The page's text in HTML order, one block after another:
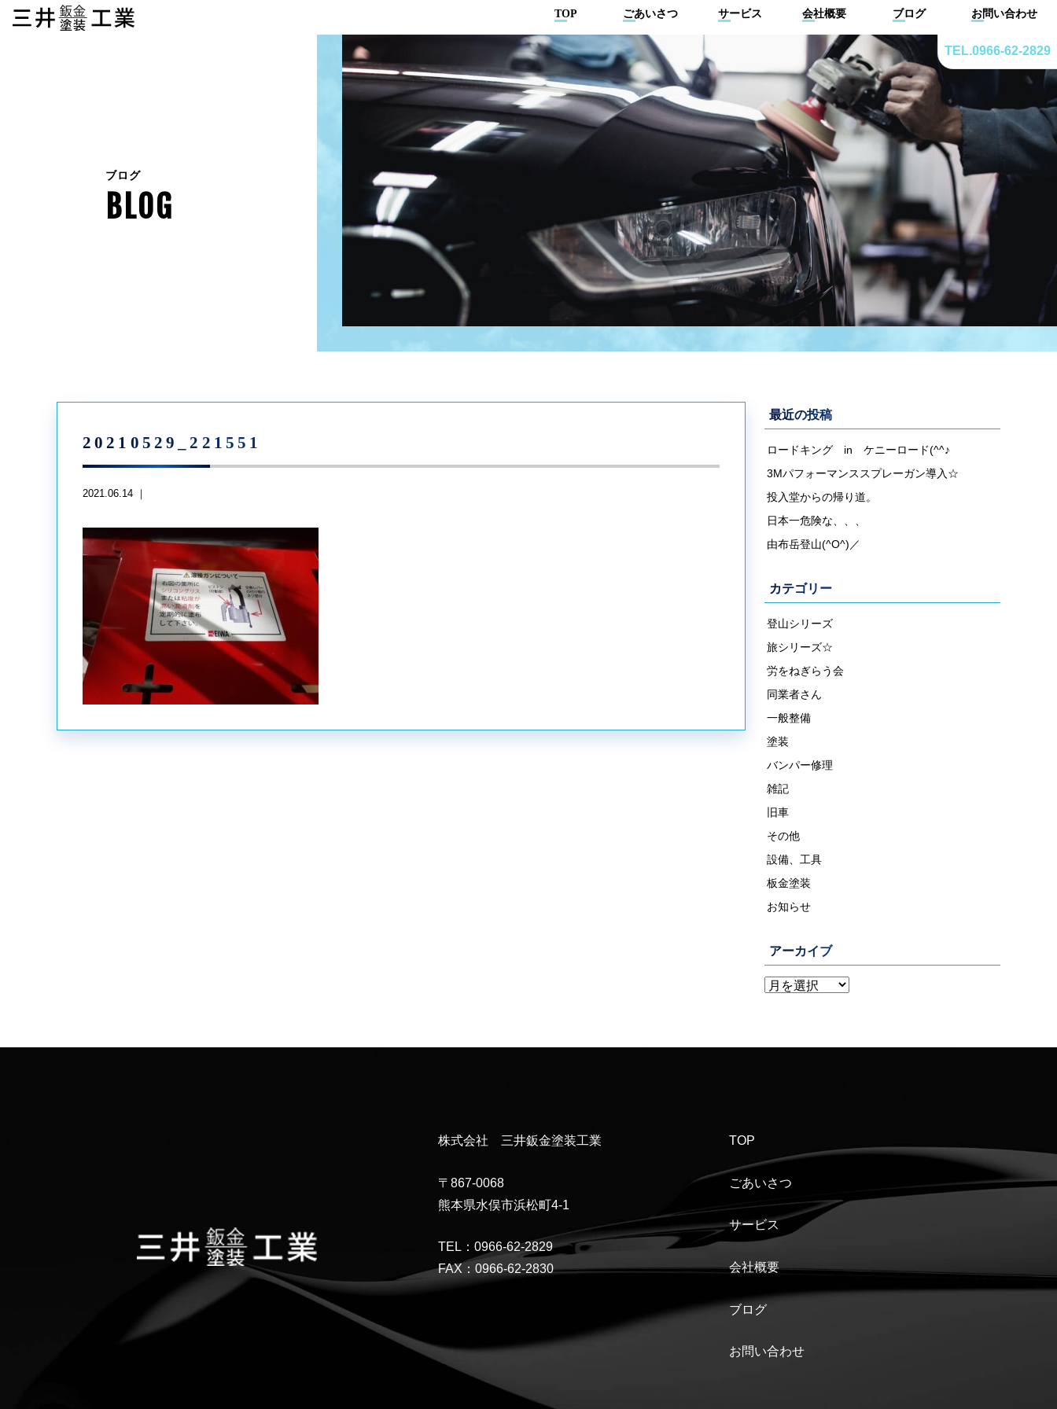
TEL.0966-62-2829
TOP ごあいさつ サービス 会社概要 ブログ お問い合わせ
ブログ
BLOG
20210529_221551
2021.06.14 ｜
最近の投稿
ロードキング in ケニーロード(^^♪
3Mパフォーマンススプレーガン導入☆
投入堂からの帰り道。
日本一危険な、、、
由布岳登山(^O^)／
カテゴリー
登山シリーズ
旅シリーズ☆
労をねぎらう会
同業者さん
一般整備
塗装
バンパー修理
雑記
旧車
その他
設備、工具
板金塗装
お知らせ
アーカイブ
株式会社 三井鈑金塗装工業
〒867-0068
熊本県水俣市浜松町4-1
TEL：0966-62-2829
FAX：0966-62-2830
TOP
ごあいさつ
サービス
会社概要
ブログ
お問い合わせ